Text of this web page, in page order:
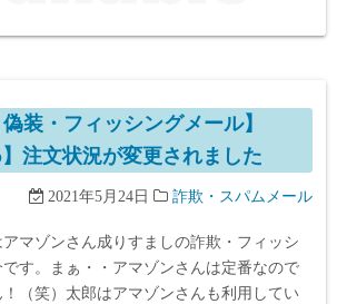
偽装・フィッシングメール】
】注文状況が変更されました
2021年5月24日 詐欺・スパムメール
マゾンさん成りすましの詐欺・フィッシ
す。まぁ・・アマゾンさんは定番なので
（笑）太郎はアマゾンさんも利用してい